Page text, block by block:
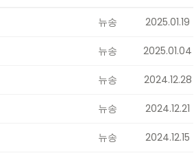
뉴송 2025.01.19
뉴송 2025.01.04
뉴송 2024.12.28
뉴송 2024.12.21
뉴송 2024.12.15